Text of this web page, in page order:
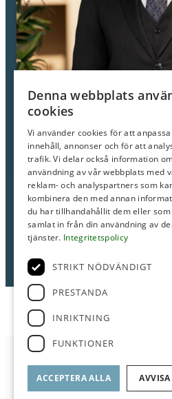
Fråga mig om den
Mikael
E-post:
Anmäl
Denna webbplats
cookies
Vi använder cookies för att anpassa
innehåll, annonser och för att
trafik. Vi delar också information
användning av vår webbplats med
reklam- och analyspartners som
kombinera den med annan
du har tillhandahållit dem eller
samlat in från din användning av
tjänster. Integritetspolicy
STRIKT NÖDVÄNDIGT
PRESTANDA
INRIKTNING
FUNKTIONER
ACCEPTERA ALLA